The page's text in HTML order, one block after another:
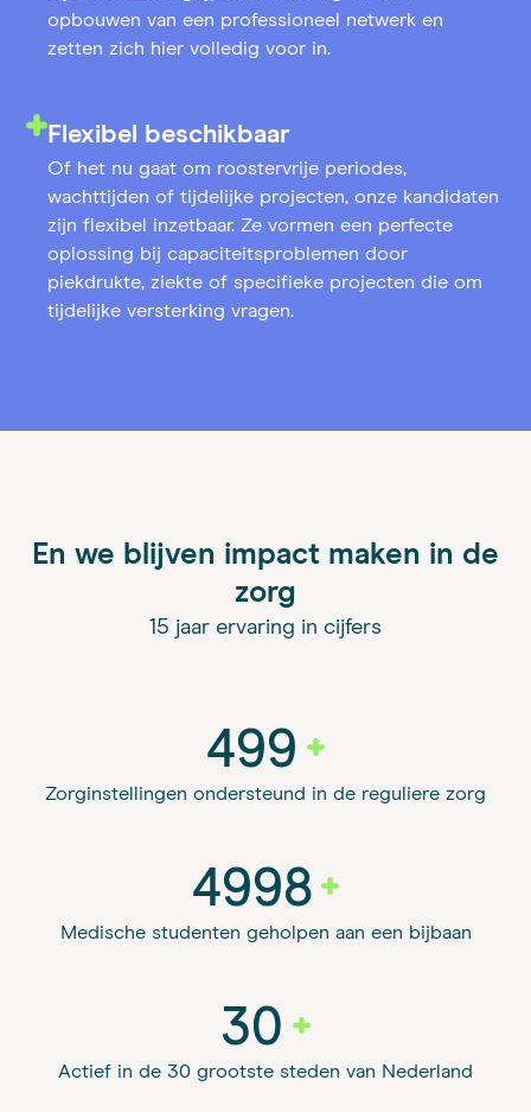
opbouwen van een professioneel netwerk en
zetten zich hier volledig voor in.
Flexibel beschikbaar
Of het nu gaat om roostervrije periodes,
wachttijden of tijdelijke projecten, onze kandidaten
zijn flexibel inzetbaar. Ze vormen een perfecte
oplossing bij capaciteitsproblemen door
piekdrukte, ziekte of specifieke projecten die om
tijdelijke versterking vragen.
En we blijven impact maken in de
zorg
15 jaar ervaring in cijfers
500
Zorginstellingen ondersteund in de reguliere zorg
5000
Medische studenten geholpen aan een bijbaan
30
Actief in de 30 grootste steden van Nederland